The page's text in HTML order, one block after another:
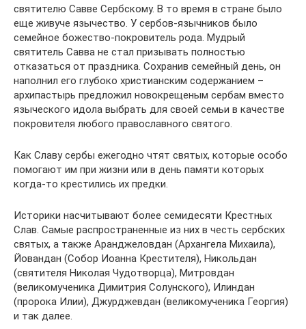
святителю Савве Сербскому. В то время в стране было
еще живуче язычество. У сербов-язычников было
семейное божество-покровитель рода. Мудрый
святитель Савва не стал призывать полностью
отказаться от праздника. Сохранив семейный день, он
наполнил его глубоко христианским содержанием –
архипастырь предложил новокрещеным сербам вместо
языческого идола выбрать для своей семьи в качестве
покровителя любого православного святого.
Как Славу сербы ежегодно чтят святых, которые особо
помогают им при жизни или в день памяти которых
когда-то крестились их предки.
Историки насчитывают более семидесяти Крестных
Слав. Самые распространенные из них в честь сербских
святых, а также Аранджеловдан (Архангела Михаила),
Йовандан (Собор Иоанна Крестителя), Никольдан
(святителя Николая Чудотворца), Митровдан
(великомученика Димитрия Солунского), Илиндан
(пророка Илии), Джурджевдан (великомученика Георгия)
и так далее.